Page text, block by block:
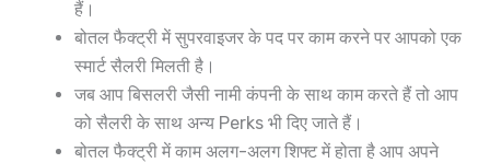
हैं।
बोतल फैक्ट्री में सुपरवाइजर के पद पर काम करने पर आपको एक
स्मार्ट सैलरी मिलती है।
जब आप बिसलरी जैसी नामी कंपनी के साथ काम करते हैं तो आप
को सैलरी के साथ अन्य Perks भी दिए जाते हैं।
बोतल फैक्ट्री में काम अलग-अलग शिफ्ट में होता है आप अपने